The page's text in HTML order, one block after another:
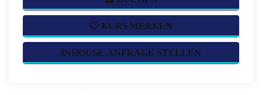
KURS MERKEN
INHOUSE-ANFRAGE STELLEN